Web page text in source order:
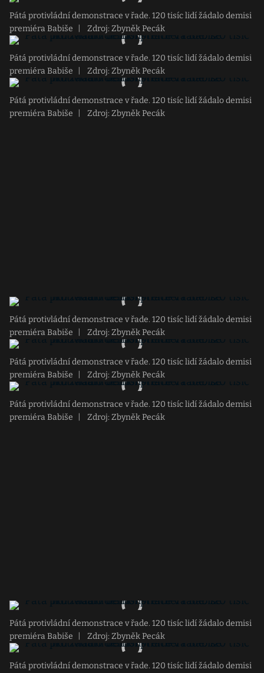
Pátá protivládní demonstrace v řade. 120 tisíc lidí žádalo demisi
premiéra Babiše
Zdroj: Zbyněk Pecák
Pátá protivládní demonstrace v řade. 120 tisíc lidí žádalo demisi
premiéra Babiše
Zdroj: Zbyněk Pecák
Pátá protivládní demonstrace v řade. 120 tisíc lidí žádalo demisi
premiéra Babiše
Zdroj: Zbyněk Pecák
Pátá protivládní demonstrace v řade. 120 tisíc lidí žádalo demisi
premiéra Babiše
Zdroj: Zbyněk Pecák
Pátá protivládní demonstrace v řade. 120 tisíc lidí žádalo demisi
premiéra Babiše
Zdroj: Zbyněk Pecák
Pátá protivládní demonstrace v řade. 120 tisíc lidí žádalo demisi
premiéra Babiše
Zdroj: Zbyněk Pecák
Pátá protivládní demonstrace v řade. 120 tisíc lidí žádalo demisi
premiéra Babiše
Zdroj: Zbyněk Pecák
Pátá protivládní demonstrace v řade. 120 tisíc lidí žádalo demisi